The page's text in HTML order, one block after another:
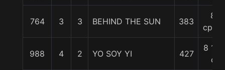
764 3 3 BEHIND THE SUN 383
8
cpos.
988 4 2 YO SOY YI 427
8 1/4
c